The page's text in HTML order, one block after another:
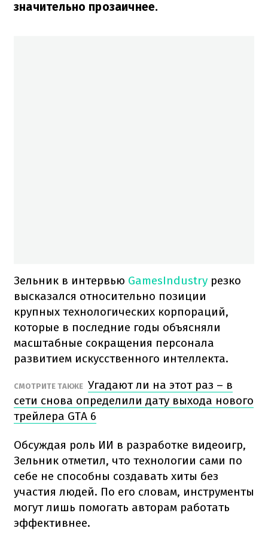
значительно прозаичнее.
Зельник в интервью GamesIndustry резко
высказался относительно позиции
крупных технологических корпораций,
которые в последние годы объясняли
масштабные сокращения персонала
развитием искусственного интеллекта.
СМОТРИТЕ ТАКЖЕ Угадают ли на этот раз – в
сети снова определили дату выхода нового
трейлера GTA 6
Обсуждая роль ИИ в разработке видеоигр,
Зельник отметил, что технологии сами по
себе не способны создавать хиты без
участия людей. По его словам, инструменты
могут лишь помогать авторам работать
эффективнее.